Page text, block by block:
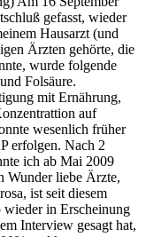
gefasst, wieder
Hausarzt (und
Ärzten gehörte, die
wurde folgende
Folsäure.
mit Ernährung,
auf
wesenlich früher
erfolgen. Nach 2
ich ab Mai 2009
Wunder liebe Ärzte,
ist seit diesem
in Erscheinung
Interview gesagt hat,